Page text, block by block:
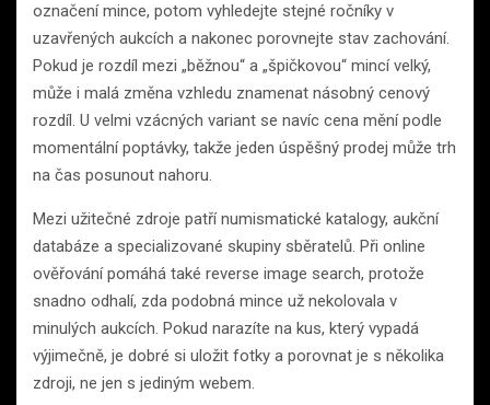
označení mince, potom vyhledejte stejné ročníky v
uzavřených aukcích a nakonec porovnejte stav zachování.
Pokud je rozdíl mezi „běžnou“ a „špičkovou“ mincí velký,
může i malá změna vzhledu znamenat násobný cenový
rozdíl. U velmi vzácných variant se navíc cena mění podle
momentální poptávky, takže jeden úspěšný prodej může trh
na čas posunout nahoru.
Mezi užitečné zdroje patří numismatické katalogy, aukční
databáze a specializované skupiny sběratelů. Při online
ověřování pomáhá také reverse image search, protože
snadno odhalí, zda podobná mince už nekolovala v
minulých aukcích. Pokud narazíte na kus, který vypadá
výjimečně, je dobré si uložit fotky a porovnat je s několika
zdroji, ne jen s jediným webem.